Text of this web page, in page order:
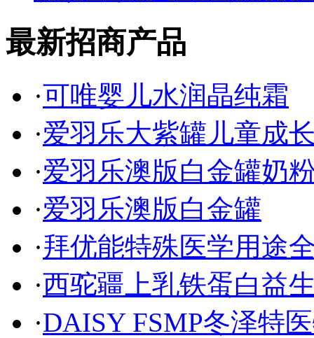
最新招商产品
·可唯婴儿水润晶纯霜
·爱羽乐大紫罐儿童成
·爱羽乐澳版白金罐奶
·爱羽乐澳版白金罐
·拜优能特殊医学用途
·西驼疆上乳铁蛋白益
·DAISY FSMP冬泽特